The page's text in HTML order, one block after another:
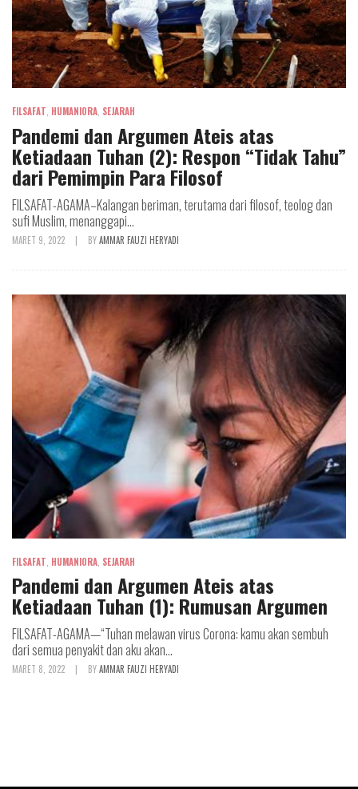
FILSAFAT, HUMANIORA, SEJARAH
Pandemi dan Argumen Ateis atas
Ketiadaan Tuhan (2): Respon “Tidak Tahu”
dari Pemimpin Para Filosof
FILSAFAT-AGAMA–Kalangan beriman, terutama dari filosof, teolog dan
sufi Muslim, menanggapi...
MARET 9, 2022 | BYAMMAR FAUZI HERYADI
FILSAFAT HUMANIORA SEJARAH
Pandemi dan Argumen Ateis atas
Ketiadaan Tuhan (1): Rumusan Argumen
FILSAFAT-AGAMA—“Tuhan melawan virus Corona: kamu akan sembuh
dari semua penyakit dan aku akan...
MARET 8, 2022 | BYAMMAR FAUZI HERYADI